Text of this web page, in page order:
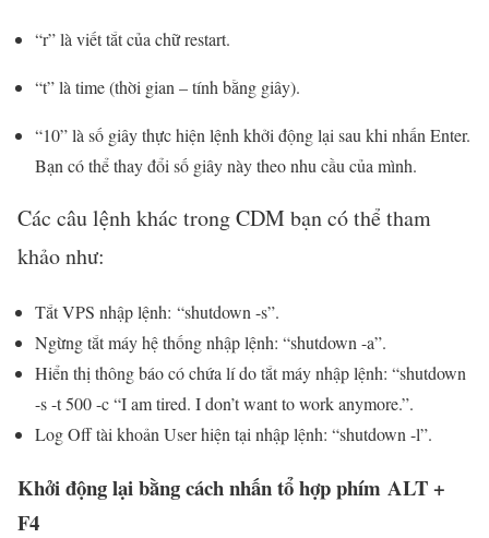
“r” là viết tắt của chữ restart.
“t” là time (thời gian – tính bằng giây).
“10” là số giây thực hiện lệnh khởi động lại sau khi nhấn Enter.
Bạn có thể thay đổi số giây này theo nhu cầu của mình.
Các câu lệnh khác trong CDM bạn có thể tham
khảo như:
Tắt VPS nhập lệnh: “shutdown -s”.
Ngừng tắt máy hệ thống nhập lệnh: “shutdown -a”.
Hiển thị thông báo có chứa lí do tắt máy nhập lệnh: “shutdown
-s -t 500 -c “I am tired. I don’t want to work anymore.”.
Log Off tài khoản User hiện tại nhập lệnh: “shutdown -l”.
Khởi động lại bằng cách nhấn tổ hợp phím ALT +
F4